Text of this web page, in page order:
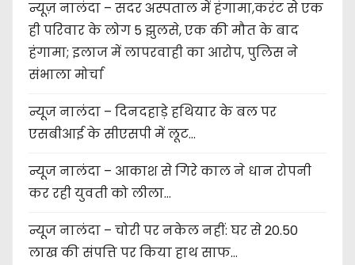
न्यूज़ नालंदा – सदर अस्पताल में हंगामा,करंट से एक
ही परिवार के लोग 5 झुलसे, एक की मौत के बाद
हंगामा; इलाज में लापरवाही का आरोप, पुलिस ने
संभाला मोर्चा
न्यूज नालंदा – दिनदहाड़े हथियार के बल पर
एसबीआई के सीएसपी में लूट…
न्यूज नालंदा – आकाश से गिरे काल ने धान रोपनी
कर रही युवती को लीला…
न्यूज नालंदा – चोरी पर नकेल नहीं: घर से 20.50
लाख की संपत्ति पर किया हाथ साफ…